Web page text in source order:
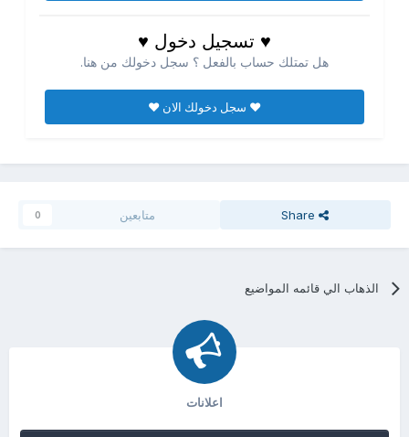
♥ تسجيل دخول ♥
هل تمتلك حساب بالفعل ؟ سجل دخولك من هنا.
♥ سجل دخولك الان ♥
Share متابعين 0
الذهاب الي قائمه المواضيع
اعلانات